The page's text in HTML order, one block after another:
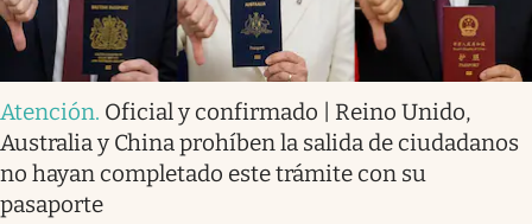
Atención. Oficial y confirmado | Reino Unido,
Australia y China prohíben la salida de ciudadanos
no hayan completado este trámite con su
pasaporte